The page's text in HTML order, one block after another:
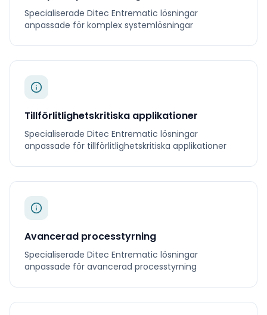
Specialiserade Ditec Entrematic lösningar
anpassade för komplex systemlösningar
Tillförlitlighetskritiska applikationer
Specialiserade Ditec Entrematic lösningar
anpassade för tillförlitlighetskritiska applikationer
Avancerad processtyrning
Specialiserade Ditec Entrematic lösningar
anpassade för avancerad processtyrning